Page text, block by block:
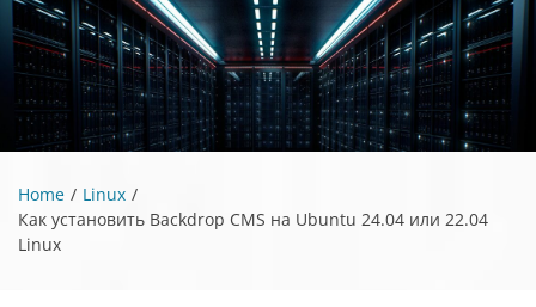
Home
Linux
Как установить Backdrop CMS на Ubuntu 24.04 или 22.04
Linux